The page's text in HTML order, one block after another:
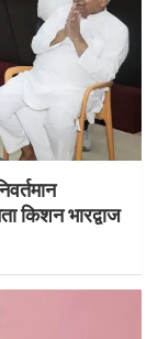
किशन भारद्वाज